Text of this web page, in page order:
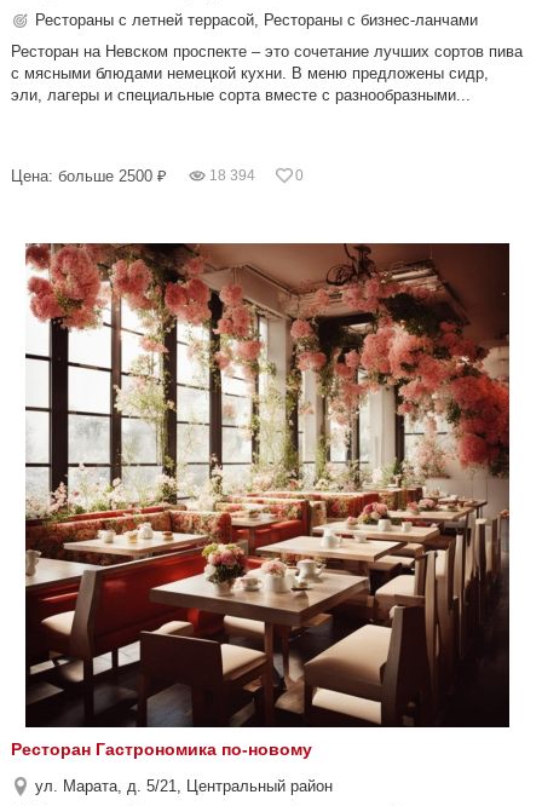
Рестораны с летней террасой, Рестораны с бизнес-ланчами
Ресторан на Невском проспекте – это сочетание лучших сортов пива
с мясными блюдами немецкой кухни. В меню предложены сидр,
эли, лагеры и специальные сорта вместе с разнообразными...
Цена: больше 2500 ₽ 18 394 0
Ресторан Гастрономика по-новому
ул. Марата, д. 5/21, Центральный район